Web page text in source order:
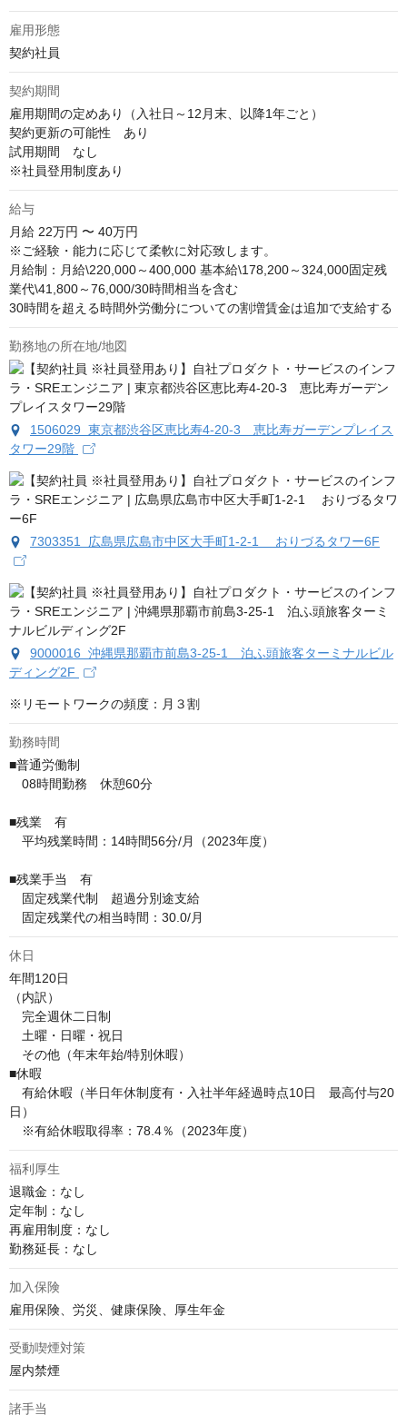
雇用形態
契約社員
契約期間
雇用期間の定めあり（入社日～12月末、以降1年ごと）
契約更新の可能性　あり
試用期間　なし
※社員登用制度あり
給与
月給 22万円 〜 40万円
※ご経験・能力に応じて柔軟に対応致します。
月給制：月給\220,000～400,000 基本給\178,200～324,000固定残
業代\41,800～76,000/30時間相当を含む
30時間を超える時間外労働分についての割増賃金は追加で支給する
勤務地の所在地/地図
1506029 東京都渋谷区恵比寿4-20-3 恵比寿ガーデンプレイス
タワー29階
7303351 広島県広島市中区大手町1-2-1 おりづるタワー6F
9000016 沖縄県那覇市前島3-25-1 泊ふ頭旅客ターミナルビル
ディング2F
※リモートワークの頻度：月３割
勤務時間
■普通労働制
08時間勤務　休憩60分
■残業　有
平均残業時間：14時間56分/月（2023年度）
■残業手当　有
固定残業代制　超過分別途支給
固定残業代の相当時間：30.0/月
休日
年間120日
（内訳）
完全週休二日制
土曜・日曜・祝日
その他（年末年始/特別休暇）
■休暇
有給休暇（半日年休制度有・入社半年経過時点10日　最高付与20
日）
※有給休暇取得率：78.4％（2023年度）
福利厚生
退職金：なし
定年制：なし
再雇用制度：なし
勤務延長：なし
加入保険
雇用保険、労災、健康保険、厚生年金
受動喫煙対策
屋内禁煙
諸手当